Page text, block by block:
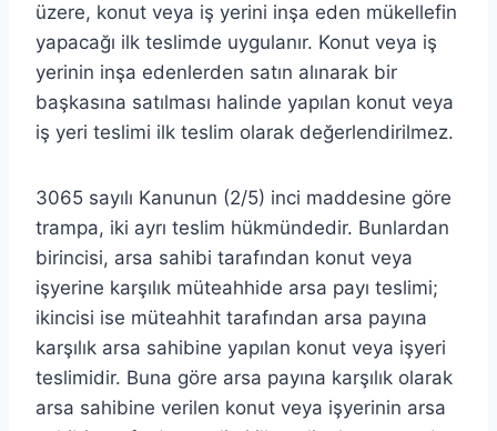
üzere, konut veya iş yerini inşa eden mükellefin
yapacağı ilk teslimde uygulanır. Konut veya iş
yerinin inşa edenlerden satın alınarak bir
başkasına satılması halinde yapılan konut veya
iş yeri teslimi ilk teslim olarak değerlendirilmez.
3065 sayılı Kanunun (2/5) inci maddesine göre
trampa, iki ayrı teslim hükmündedir. Bunlardan
birincisi, arsa sahibi tarafından konut veya
işyerine karşılık müteahhide arsa payı teslimi;
ikincisi ise müteahhit tarafından arsa payına
karşılık arsa sahibine yapılan konut veya işyeri
teslimidir. Buna göre arsa payına karşılık olarak
arsa sahibine verilen konut veya işyerinin arsa